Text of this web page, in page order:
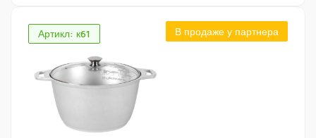
Артикл: к61 В продаже у партнера